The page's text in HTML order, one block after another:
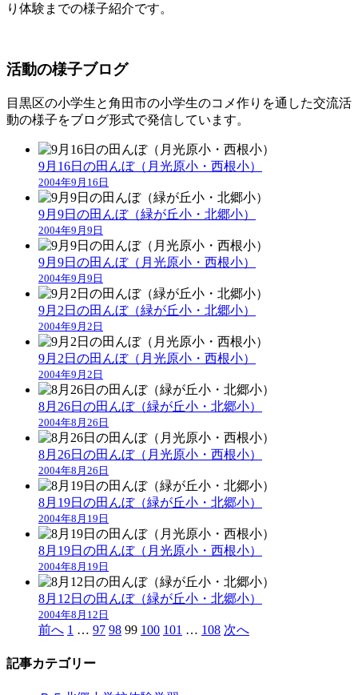
り体験までの様子紹介です。
活動の様子ブログ
目黒区の小学生と角田市の小学生のコメ作りを通した交流活
動の様子をブログ形式で発信しています。
9月16日の田んぼ（月光原小・西根小）
2004年9月16日
9月9日の田んぼ（緑が丘小・北郷小）
2004年9月9日
9月9日の田んぼ（月光原小・西根小）
2004年9月9日
9月2日の田んぼ（緑が丘小・北郷小）
2004年9月2日
9月2日の田んぼ（月光原小・西根小）
2004年9月2日
8月26日の田んぼ（緑が丘小・北郷小）
2004年8月26日
8月26日の田んぼ（月光原小・西根小）
2004年8月26日
8月19日の田んぼ（緑が丘小・北郷小）
2004年8月19日
8月19日の田んぼ（月光原小・西根小）
2004年8月19日
8月12日の田んぼ（緑が丘小・北郷小）
2004年8月12日
前へ 1 … 97 98 99 100 101 … 108 次へ
記事カテゴリー